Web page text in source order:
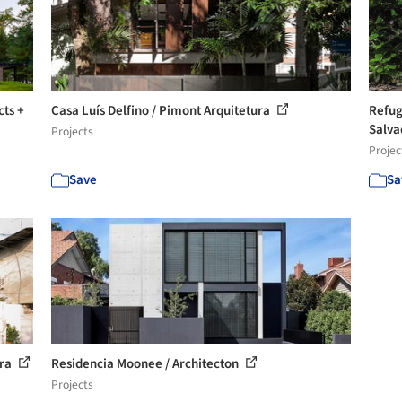
+ Casa Luís Delfino / Pimont Arquitetura
Projects
Save
Residencia Moonee / Architecton
Projects